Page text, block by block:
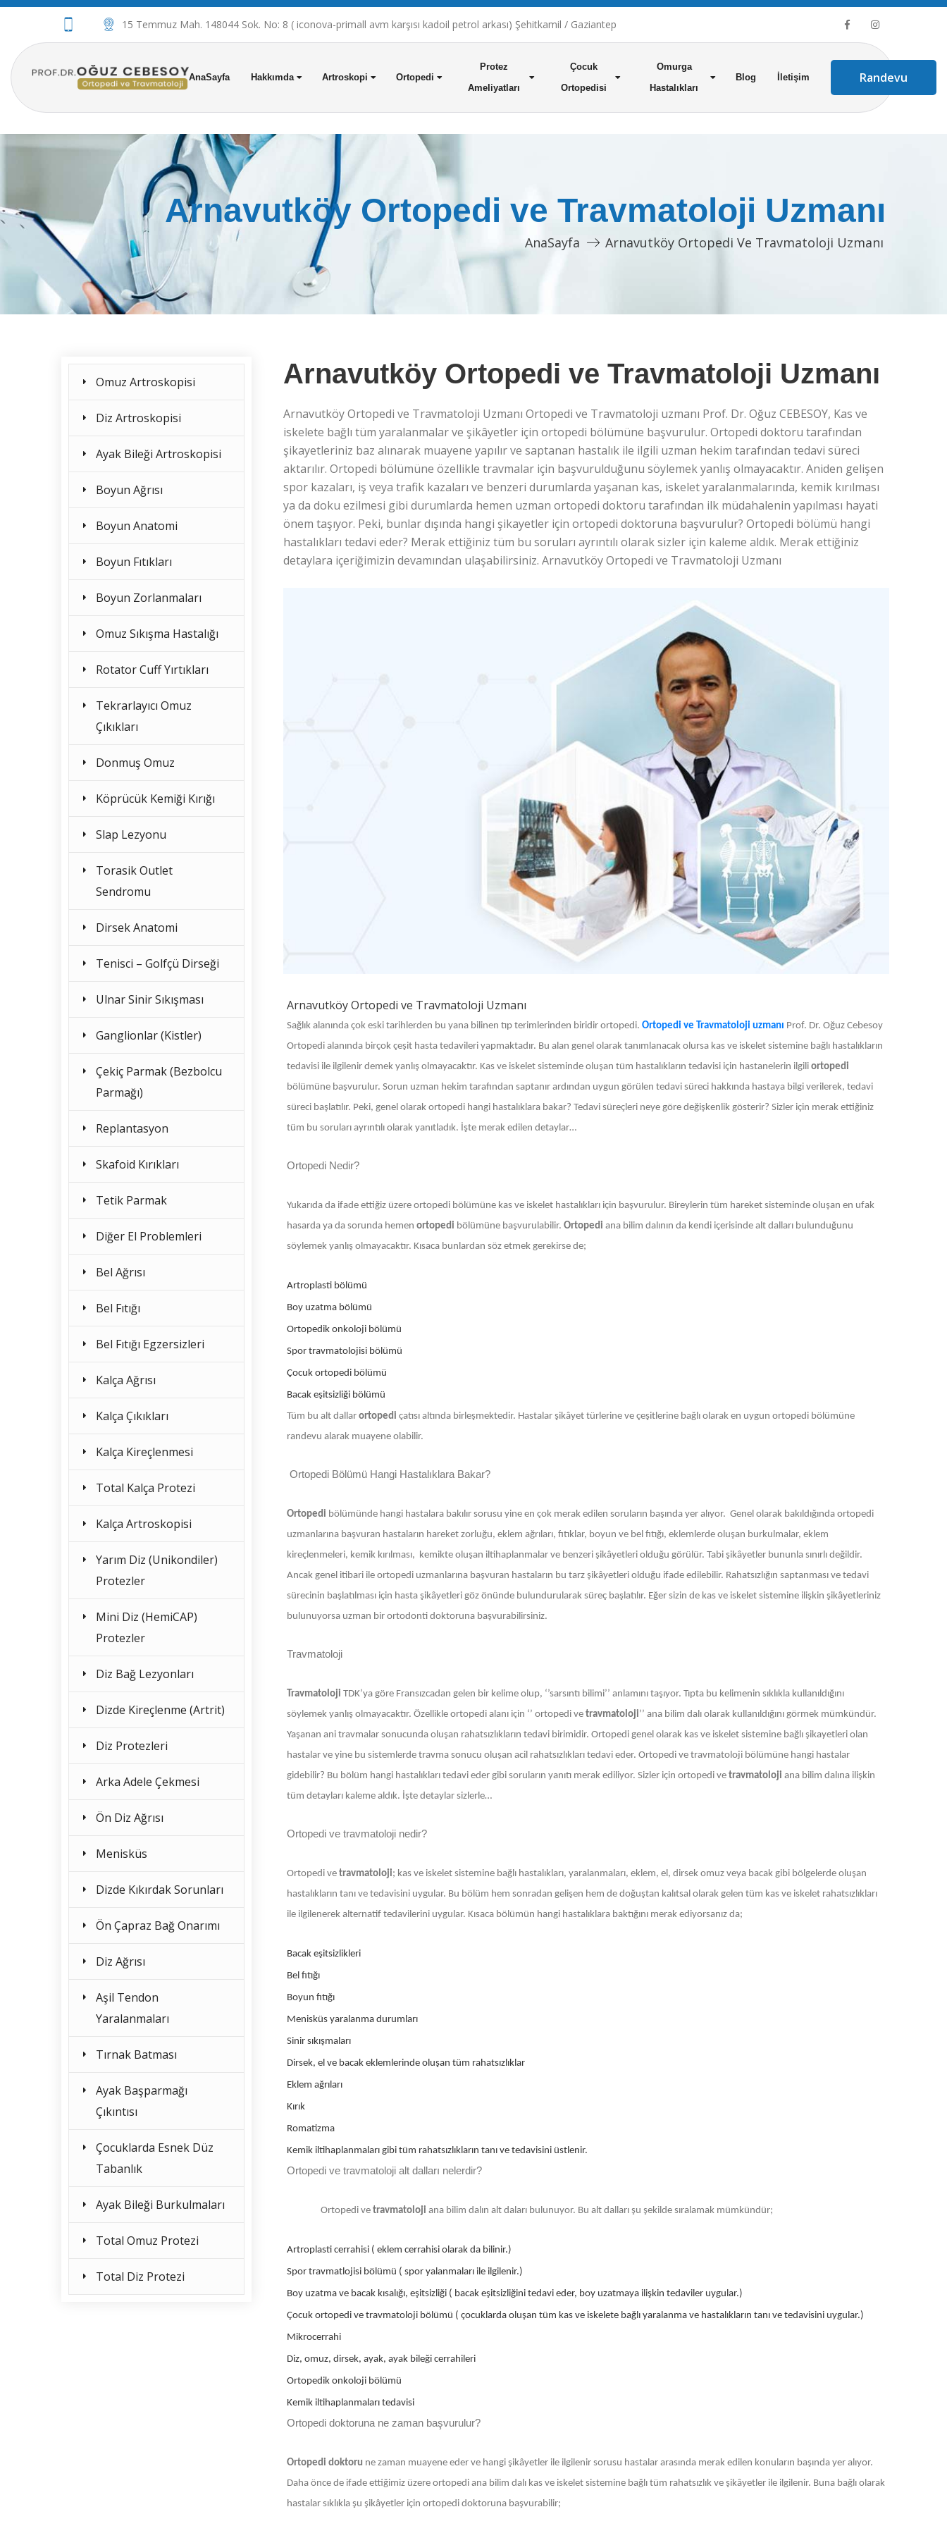
15 Temmuz Mah. 148044 Sok. No: 8 ( iconova-primall avm karşısı kadoil petrol arkası) Şehitkamil / Gaziantep
AnaSayfa Hakkımda Artroskopi Ortopedi
Protez
Ameliyatları
Çocuk
Ortopedisi
Omurga
Hastalıkları
Blog İletişim Randevu
Arnavutköy Ortopedi ve Travmatoloji Uzmanı
AnaSayfa Arnavutköy Ortopedi Ve Travmatoloji Uzmanı
Arnavutköy Ortopedi ve Travmatoloji Uzmanı
Arnavutköy Ortopedi ve Travmatoloji Uzmanı Ortopedi ve Travmatoloji uzmanı Prof. Dr. Oğuz CEBESOY, Kas ve
iskelete bağlı tüm yaralanmalar ve şikâyetler için ortopedi bölümüne başvurulur. Ortopedi doktoru tarafından
şikayetleriniz baz alınarak muayene yapılır ve saptanan hastalık ile ilgili uzman hekim tarafından tedavi süreci
aktarılır. Ortopedi bölümüne özellikle travmalar için başvurulduğunu söylemek yanlış olmayacaktır. Aniden gelişen
spor kazaları, iş veya trafik kazaları ve benzeri durumlarda yaşanan kas, iskelet yaralanmalarında, kemik kırılması
ya da doku ezilmesi gibi durumlarda hemen uzman ortopedi doktoru tarafından ilk müdahalenin yapılması hayati
önem taşıyor. Peki, bunlar dışında hangi şikayetler için ortopedi doktoruna başvurulur? Ortopedi bölümü hangi
hastalıkları tedavi eder? Merak ettiğiniz tüm bu soruları ayrıntılı olarak sizler için kaleme aldık. Merak ettiğiniz
detaylara içeriğimizin devamından ulaşabilirsiniz. Arnavutköy Ortopedi ve Travmatoloji Uzmanı
Arnavutköy Ortopedi ve Travmatoloji Uzmanı
Sağlık alanında çok eski tarihlerden bu yana bilinen tıp terimlerinden biridir ortopedi. Ortopedi ve Travmatoloji uzmanı Prof. Dr. Oğuz Cebesoy
Ortopedi alanında birçok çeşit hasta tedavileri yapmaktadır. Bu alan genel olarak tanımlanacak olursa kas ve iskelet sistemine bağlı hastalıkların
tedavisi ile ilgilenir demek yanlış olmayacaktır. Kas ve iskelet sisteminde oluşan tüm hastalıkların tedavisi için hastanelerin ilgili ortopedi
bölümüne başvurulur. Sorun uzman hekim tarafından saptanır ardından uygun görülen tedavi süreci hakkında hastaya bilgi verilerek, tedavi
süreci başlatılır. Peki, genel olarak ortopedi hangi hastalıklara bakar? Tedavi süreçleri neye göre değişkenlik gösterir? Sizler için merak ettiğiniz
tüm bu soruları ayrıntılı olarak yanıtladık. İşte merak edilen detaylar…
Ortopedi Nedir?
Yukarıda da ifade ettiğiz üzere ortopedi bölümüne kas ve iskelet hastalıkları için başvurulur. Bireylerin tüm hareket sisteminde oluşan en ufak
hasarda ya da sorunda hemen ortopedi bölümüne başvurulabilir. Ortopedi ana bilim dalının da kendi içerisinde alt dalları bulunduğunu
söylemek yanlış olmayacaktır. Kısaca bunlardan söz etmek gerekirse de;
Artroplasti bölümü
Boy uzatma bölümü
Ortopedik onkoloji bölümü
Spor travmatolojisi bölümü
Çocuk ortopedi bölümü
Bacak eşitsizliği bölümü
Tüm bu alt dallar ortopedi çatısı altında birleşmektedir. Hastalar şikâyet türlerine ve çeşitlerine bağlı olarak en uygun ortopedi bölümüne
randevu alarak muayene olabilir.
Ortopedi Bölümü Hangi Hastalıklara Bakar?
Ortopedi bölümünde hangi hastalara bakılır sorusu yine en çok merak edilen soruların başında yer alıyor. Genel olarak bakıldığında ortopedi
uzmanlarına başvuran hastaların hareket zorluğu, eklem ağrıları, fıtıklar, boyun ve bel fıtığı, eklemlerde oluşan burkulmalar, eklem
kireçlenmeleri, kemik kırılması, kemikte oluşan iltihaplanmalar ve benzeri şikâyetleri olduğu görülür. Tabi şikâyetler bununla sınırlı değildir.
Ancak genel itibari ile ortopedi uzmanlarına başvuran hastaların bu tarz şikâyetleri olduğu ifade edilebilir. Rahatsızlığın saptanması ve tedavi
sürecinin başlatılması için hasta şikâyetleri göz önünde bulundurularak süreç başlatılır. Eğer sizin de kas ve iskelet sistemine ilişkin şikâyetleriniz
bulunuyorsa uzman bir ortodonti doktoruna başvurabilirsiniz.
Travmatoloji
Travmatoloji TDK’ya göre Fransızcadan gelen bir kelime olup, ‘’sarsıntı bilimi’’ anlamını taşıyor. Tıpta bu kelimenin sıklıkla kullanıldığını
söylemek yanlış olmayacaktır. Özellikle ortopedi alanı için ‘’ ortopedi ve travmatoloji’’ ana bilim dalı olarak kullanıldığını görmek mümkündür.
Yaşanan ani travmalar sonucunda oluşan rahatsızlıkların tedavi birimidir. Ortopedi genel olarak kas ve iskelet sistemine bağlı şikayetleri olan
hastalar ve yine bu sistemlerde travma sonucu oluşan acil rahatsızlıkları tedavi eder. Ortopedi ve travmatoloji bölümüne hangi hastalar
gidebilir? Bu bölüm hangi hastalıkları tedavi eder gibi soruların yanıtı merak ediliyor. Sizler için ortopedi ve travmatoloji ana bilim dalına ilişkin
tüm detayları kaleme aldık. İşte detaylar sizlerle…
Ortopedi ve travmatoloji nedir?
Ortopedi ve travmatoloji; kas ve iskelet sistemine bağlı hastalıkları, yaralanmaları, eklem, el, dirsek omuz veya bacak gibi bölgelerde oluşan
hastalıkların tanı ve tedavisini uygular. Bu bölüm hem sonradan gelişen hem de doğuştan kalıtsal olarak gelen tüm kas ve iskelet rahatsızlıkları
ile ilgilenerek alternatif tedavilerini uygular. Kısaca bölümün hangi hastalıklara baktığını merak ediyorsanız da;
Bacak eşitsizlikleri
Bel fıtığı
Boyun fıtığı
Menisküs yaralanma durumları
Sinir sıkışmaları
Dirsek, el ve bacak eklemlerinde oluşan tüm rahatsızlıklar
Eklem ağrıları
Kırık
Romatizma
Kemik iltihaplanmaları gibi tüm rahatsızlıkların tanı ve tedavisini üstlenir.
Ortopedi ve travmatoloji alt dalları nelerdir?
Ortopedi ve travmatoloji ana bilim dalın alt daları bulunuyor. Bu alt dalları şu şekilde sıralamak mümkündür;
Artroplasti cerrahisi ( eklem cerrahisi olarak da bilinir.)
Spor travmatlojisi bölümü ( spor yalanmaları ile ilgilenir.)
Boy uzatma ve bacak kısalığı, eşitsizliği ( bacak eşitsizliğini tedavi eder, boy uzatmaya ilişkin tedaviler uygular.)
Çocuk ortopedi ve travmatoloji bölümü ( çocuklarda oluşan tüm kas ve iskelete bağlı yaralanma ve hastalıkların tanı ve tedavisini uygular.)
Mikrocerrahi
Diz, omuz, dirsek, ayak, ayak bileği cerrahileri
Ortopedik onkoloji bölümü
Kemik iltihaplanmaları tedavisi
Ortopedi doktoruna ne zaman başvurulur?
Ortopedi doktoru ne zaman muayene eder ve hangi şikâyetler ile ilgilenir sorusu hastalar arasında merak edilen konuların başında yer alıyor.
Daha önce de ifade ettiğimiz üzere ortopedi ana bilim dalı kas ve iskelet sistemine bağlı tüm rahatsızlık ve şikâyetler ile ilgilenir. Buna bağlı olarak
hastalar sıklıkla şu şikâyetler için ortopedi doktoruna başvurabilir;
Omuz Artroskopisi
Diz Artroskopisi
Ayak Bileği Artroskopisi
Boyun Ağrısı
Boyun Anatomi
Boyun Fıtıkları
Boyun Zorlanmaları
Omuz Sıkışma Hastalığı
Rotator Cuff Yırtıkları
Tekrarlayıcı Omuz
Çıkıkları
Donmuş Omuz
Köprücük Kemiği Kırığı
Slap Lezyonu
Torasik Outlet
Sendromu
Dirsek Anatomi
Tenisci – Golfçü Dirseği
Ulnar Sinir Sıkışması
Ganglionlar (Kistler)
Çekiç Parmak (Bezbolcu
Parmağı)
Replantasyon
Skafoid Kırıkları
Tetik Parmak
Diğer El Problemleri
Bel Ağrısı
Bel Fıtığı
Bel Fıtığı Egzersizleri
Kalça Ağrısı
Kalça Çıkıkları
Kalça Kireçlenmesi
Total Kalça Protezi
Kalça Artroskopisi
Yarım Diz (Unikondiler)
Protezler
Mini Diz (HemiCAP)
Protezler
Diz Bağ Lezyonları
Dizde Kireçlenme (Artrit)
Diz Protezleri
Arka Adele Çekmesi
Ön Diz Ağrısı
Menisküs
Dizde Kıkırdak Sorunları
Ön Çapraz Bağ Onarımı
Diz Ağrısı
Aşil Tendon
Yaralanmaları
Tırnak Batması
Ayak Başparmağı
Çıkıntısı
Çocuklarda Esnek Düz
Tabanlık
Ayak Bileği Burkulmaları
Total Omuz Protezi
Total Diz Protezi